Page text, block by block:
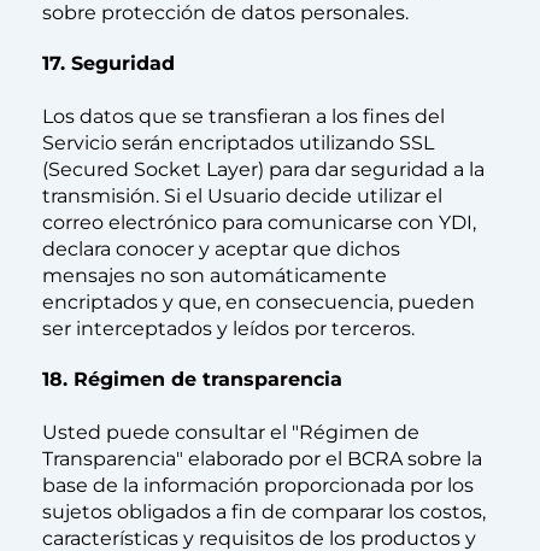
sobre protección de datos personales.
17. Seguridad
Los datos que se transfieran a los fines del
Servicio serán encriptados utilizando SSL
(Secured Socket Layer) para dar seguridad a la
transmisión. Si el Usuario decide utilizar el
correo electrónico para comunicarse con YDI,
declara conocer y aceptar que dichos
mensajes no son automáticamente
encriptados y que, en consecuencia, pueden
ser interceptados y leídos por terceros.
18. Régimen de transparencia
Usted puede consultar el "Régimen de
Transparencia" elaborado por el BCRA sobre la
base de la información proporcionada por los
sujetos obligados a fin de comparar los costos,
características y requisitos de los productos y